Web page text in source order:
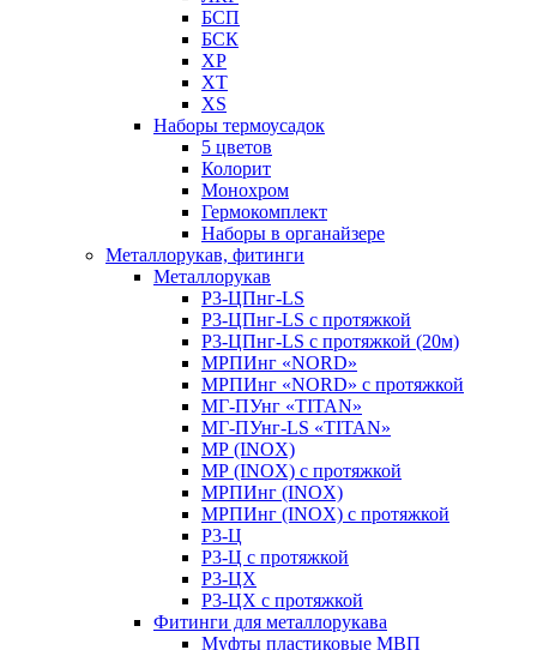
БСП
БСК
XP
XT
XS
Наборы термоусадок
5 цветов
Колорит
Монохром
Гермокомплект
Наборы в органайзере
Металлорукав, фитинги
Металлорукав
Р3-ЦПнг-LS
Р3-ЦПнг-LS с протяжкой
Р3-ЦПнг-LS с протяжкой (20м)
МРПИнг «NORD»
МРПИнг «NORD» с протяжкой
МГ-ПУнг «TITAN»
МГ-ПУнг-LS «TITAN»
МР (INOX)
МР (INOX) с протяжкой
МРПИнг (INOX)
МРПИнг (INOX) с протяжкой
Р3-Ц
Р3-Ц с протяжкой
Р3-ЦХ
Р3-ЦХ с протяжкой
Фитинги для металлорукава
Муфты пластиковые МВП